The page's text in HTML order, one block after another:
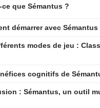
ce que Sémantus ?
démarrer avec Sémantus
modes de jeu :
cognitifs de
: Sémantus, un outil